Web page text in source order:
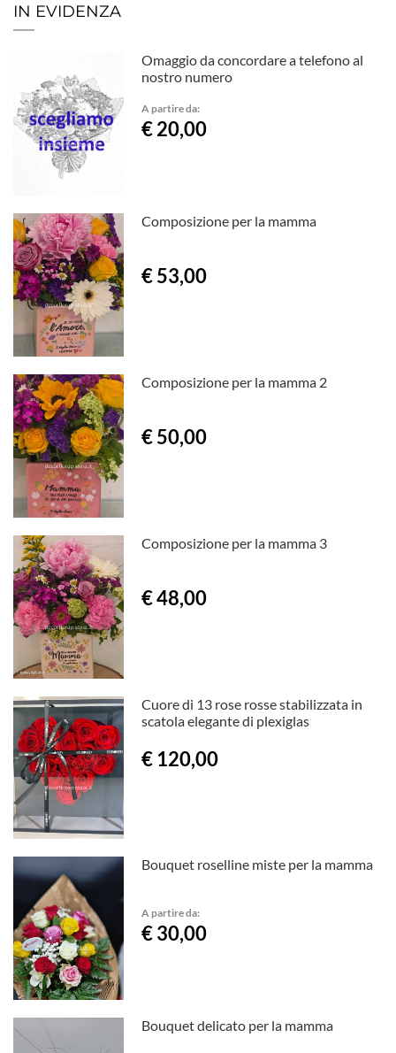
IN EVIDENZA
Omaggio da concordare a telefono al
nostro numero
A partire da:
€ 20,00
Composizione per la mamma
€ 53,00
Composizione per la mamma 2
€ 50,00
Composizione per la mamma 3
€ 48,00
Cuore di 13 rose rosse stabilizzata in
scatola elegante di plexiglas
€ 120,00
Bouquet roselline miste per la mamma
A partire da:
€ 30,00
Bouquet delicato per la mamma